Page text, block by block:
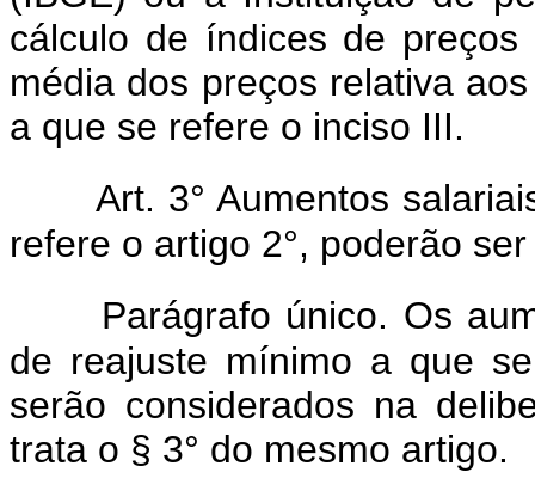
cálculo de índices de
média dos preços relativa
a que se refere o inciso III.
Art. 3° Aumentos
refere o artigo 2°, poderão
Parágrafo único. Os
de reajuste mínimo a que
serão considerados na
trata o § 3° do mesmo artigo.